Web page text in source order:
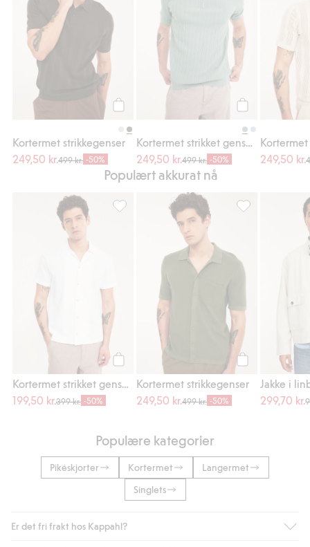
Kortermet strikkegenser
249,50 kr.499 kr. -50%
249,50 kr.499 kr. -50%
249,50 kr.
Populært akkurat nå
199,50 kr.399 kr. -50%
Kortermet strikket genser i pointelle,
Legg til
Kortermet strikkegenser
249,50 kr.499 kr. -50%
Kortermet
Jakke i
299,70 kr.
Populære kategorier
Pikéskjorter Kortermet
Langermet
Singlets
Er det fri frakt hos Kappahl?